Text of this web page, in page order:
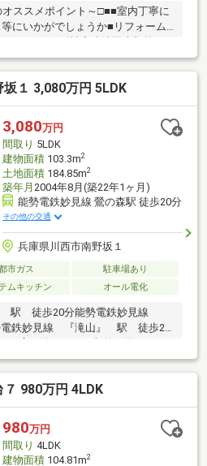
ススメポイント～□■■室内丁寧に
にいかがでしょうか■リフォーム
路インターも近い為、大阪市内
て■近隣に山、川があり自然が多い
す。１ 3,080万円 5LDK
3,080万円
間取り 5LDK
建物面積103.3m2
土地面積184.85m2
築年月 2004年8月(築22年1ヶ月)
能勢電鉄妙見線 鶯の森駅 徒歩20分
その他の交通
兵庫県川西市南野坂１
市ガス
駐車場あり
ムキッチン オール電化
駅 徒歩20分能勢電鉄妙見線
電鉄妙見線 『滝山』 駅 徒歩25
電化使用の家(ガスも使用できま
980万円 4LDK
980万円
間取り 4LDK
建物面積104.81m2